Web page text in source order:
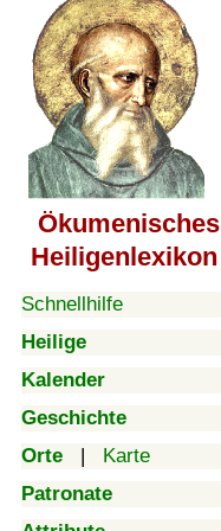
Ökumenisches
Heiligenlexikon
Schnellhilfe
Heilige
Kalender
Geschichte
Orte | Karte
Patronate